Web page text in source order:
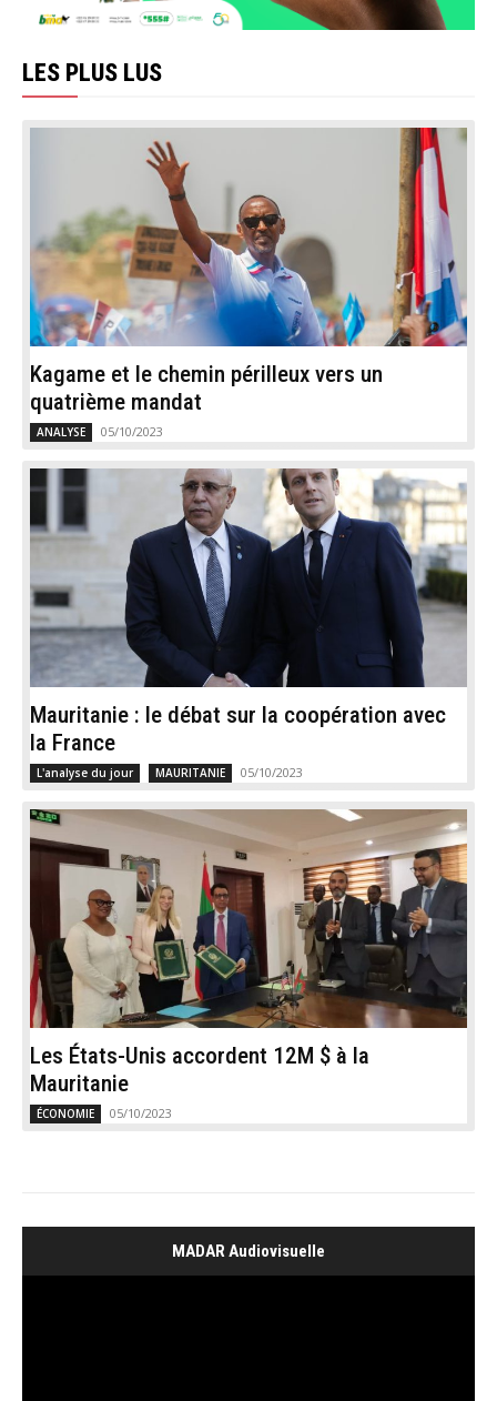
LES PLUS LUS
Kagame et le chemin périlleux vers un
quatrième mandat
ANALYSE 05/10/2023
Mauritanie : le débat sur la coopération avec
la France
L'analyse du jour MAURITANIE 05/10/2023
Les États-Unis accordent 12M $ à la
Mauritanie
ÉCONOMIE 05/10/2023
MADAR Audiovisuelle